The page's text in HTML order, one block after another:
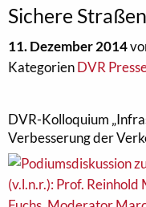
Sichere
11. Dezember 2014
KategorienDVR
DVR-Kolloquium
Verbesserung der